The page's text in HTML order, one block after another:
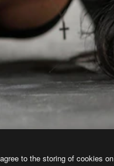
to the storing of cookies